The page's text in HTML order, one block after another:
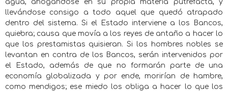
agua, ahogándose en su propia materia putrefacta, y
llevándose consigo a todo aquel que quedó atrapado
dentro del sistema. Si el Estado interviene a los Bancos,
quiebra; causa que movía a los reyes de antaño a hacer lo
que los prestamistas quisieran. Si los hombres nobles se
levantan en contra de los Bancos, serán intervenidos por
el Estado, además de que no formarán parte de una
economía globalizada y por ende, morirían de hambre,
como mendigos; ese miedo los obliga a hacer lo que los